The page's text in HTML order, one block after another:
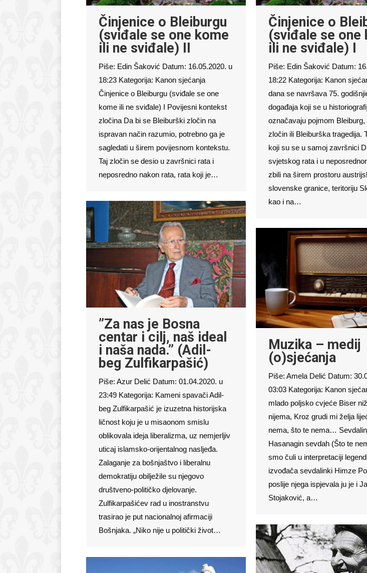
Činjenice o Bleiburgu
(sviđale se one kome
ili ne sviđale) II
Piše: Edin Šaković Datum: 16.05.2020. u
18:23 Kategorija: Kanon sjećanja
Činjenice o Bleiburgu (sviđale se one
kome ili ne sviđale) I Povijesni kontekst
zločina Da bi se Bleiburški zločin na
ispravan način razumio, potrebno ga je
sagledati u širem povijesnom kontekstu.
Taj zločin se desio u završnici rata i
neposredno nakon rata, rata koji je…
Činjenice o
(sviđale se one
ili ne sviđale) I
Piše: Edin Šaković Datum:
18:22 Kategorija: Kanon
dana se navršava 75.
događaja koji se u
označavaju pojmom
zločin ili Bleiburška tragedija.
koji su se u samoj završnici
svjetskog rata i u
zbili na širem prostoru
slovenske granice, teritoriju
kao i na…
”Za nas je Bosna
centar i cilj, naš ideal
i naša nada.” (Adil-
beg Zulfikarpašić)
Piše: Azur Delić Datum: 01.04.2020. u
23:49 Kategorija: Kameni spavači Adil-
beg Zulfikarpašić je izuzetna historijska
ličnost koju je u misaonom smislu
oblikovala ideja liberalizma, uz nemjerljiv
uticaj islamsko-orijentalnog nasljeđa.
Zalaganje za bošnjaštvo i liberalnu
demokratiju obilježile su njegovo
društveno-političko djelovanje.
Zulfikarpašićev rad u inostranstvu
trasirao je put nacionalnoj afirmaciji
Bošnjaka. „Niko nije u politički život…
Muzika – medij
(o)sjećanja
Piše: Amela Delić Datum:
03:03 Kategorija: Kanon
mlado poljsko cvjeće Biser
nijema, Kroz grudi mi želja
nema, što te nema…
Hasanagin sevdah (Što te
smo čuli u interpretaciji
izvođača sevdalinki Himze
poslije njega ispjevala ju je i
Stojaković, a…